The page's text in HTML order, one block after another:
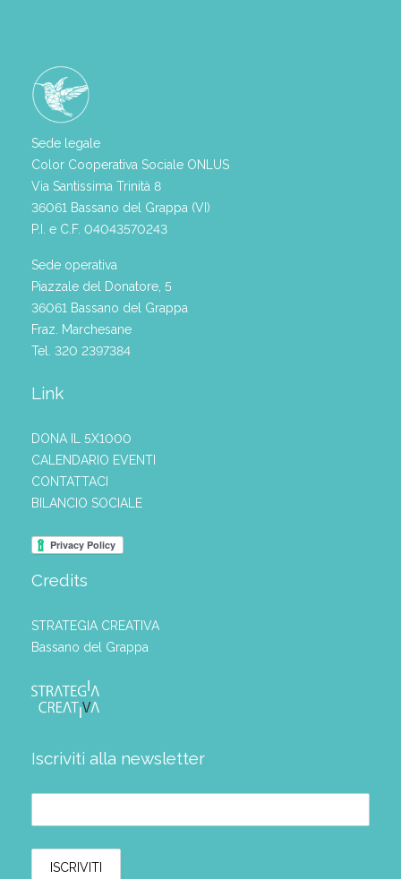
Sede legale
Color Cooperativa Sociale ONLUS
Via Santissima Trinità 8
36061 Bassano del Grappa (VI)
P.I. e C.F. 04043570243
Sede operativa
Piazzale del Donatore, 5
36061 Bassano del Grappa
Fraz. Marchesane
Tel. 320 2397384
Link
DONA IL 5X1000
CALENDARIO EVENTI
CONTATTACI
BILANCIO SOCIALE
Credits
STRATEGIA CREATIVA
Bassano del Grappa
Iscriviti alla newsletter